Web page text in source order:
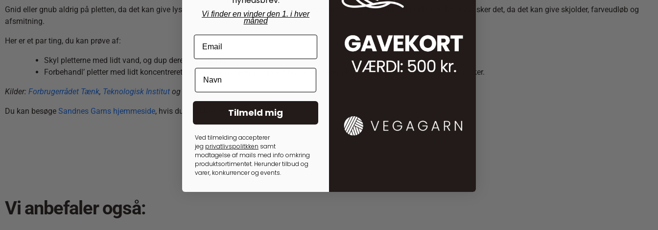
Gnid eller gnub aldrig på pletten, da det kan give lyse, ’støvede’ områder, der ikke kan fjernes senere. Læg heller ikke uld i blød, inden du vasker det, da det kan give skjolder, farveudløb og
afsmitning.
Her er et par ting, du kan prøve af:
Skyl pletterne med lidt vand, og dup derefter forsigtigt tørt.
Forbehandl’ pletter med lidt koncentreret, flydende finvaskemiddel eller håndopvaskemiddel. Vent i ca. 10 minutter, før du vasker.
Kilder: Forbrugerrådet Tænk, Teknologisk Institut og Forbruksforskningsinstituttet SIFO
Du kan besøge Sandnes Garns hjemmeside, hvis du vil vide mere.
Vi anbefaler også:
Vi finder en vinder den 1. i hver
måned
Tilmeld mig
Ved tilmelding accepterer
jeg privatlivspolitkken samt
modtagelse af mails med info omkring
produktsortimentet. Herunder tilbud og
varer, konkurrencer og events.